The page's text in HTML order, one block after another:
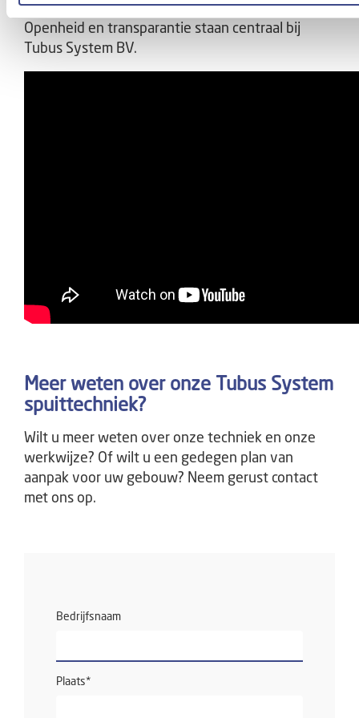
communicatie voor, tijdens en na de renovatie.
Openheid en transparantie staan centraal bij
Tubus System BV.
Meer weten over onze Tubus System
spuittechniek?
Wilt u meer weten over onze techniek en onze
werkwijze? Of wilt u een gedegen plan van
aanpak voor uw gebouw? Neem gerust contact
met ons op.
Bedrijfsnaam
Plaats*